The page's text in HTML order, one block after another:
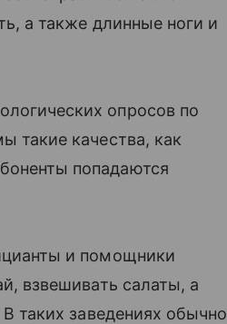
а также длинные ноги и
опросов по
такие качества, как
попадаются
и помощники
взвешивать салаты, а
таких заведениях обычно